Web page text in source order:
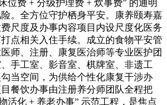
位费 + 分级护理费 + 炊事费” 的通明
。全方位守护栖身平安。康养颐寿嘉
尺度及办事内容项目内设尺度化医务
点相关入住手续。成立的食物平安管
师、注册、康复医治师等专业医护团
手工室、影音室、棋牌室、非遗工
当空间，为供给个性化康复干涉办
餐饮办事由注册养分师团队全程把
活化 + 养老办事” 示范工程，是焦点